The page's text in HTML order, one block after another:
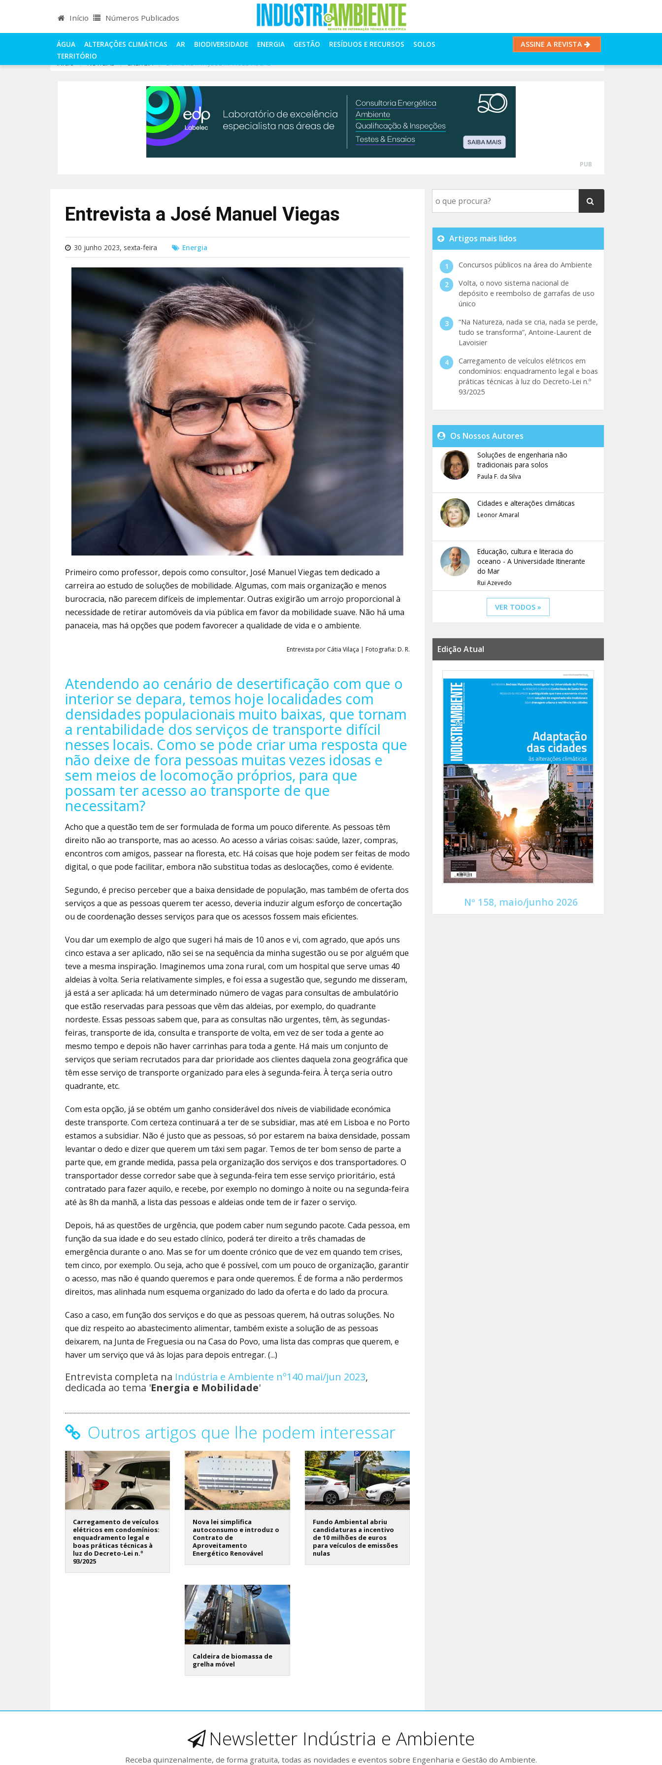
Início Números Publicados
ÁGUA ALTERAÇÕES CLIMÁTICAS AR BIODIVERSIDADE ENERGIA GESTÃO RESÍDUOS E RECURSOS
SOLOS
TERRITÓRIO
ASSINE A REVISTA
INÍCIO NOTÍCIAS ENERGIA ENTREVISTA A JOSÉ MANUEL VIEGAS
PUB
Entrevista a José Manuel Viegas
30 junho 2023, sexta-feira Energia
Primeiro como professor, depois como consultor, José Manuel Viegas tem dedicado a
carreira ao estudo de soluções de mobilidade. Algumas, com mais organização e menos
burocracia, não parecem difíceis de implementar. Outras exigirão um arrojo proporcional à
necessidade de retirar automóveis da via pública em favor da mobilidade suave. Não há uma
panaceia, mas há opções que podem favorecer a qualidade de vida e o ambiente.
Entrevista por Cátia Vilaça | Fotografia: D. R.
Atendendo ao ce­nário de desertificação com que o
interior se depara, temos hoje localidades com
densida­des populacionais muito baixas, que tornam
a rentabilidade dos serviços de transporte difí­cil
nesses locais. Como se pode criar uma res­posta que
não deixe de fora pessoas muitas vezes idosas e
sem meios de locomoção pró­prios, para que
possam ter acesso ao trans­porte de que
necessitam?
Acho que a questão tem de ser formulada de forma um pouco dife­rente. As pessoas têm
direito não ao transpor­te, mas ao acesso. Ao acesso a várias coisas: saúde, lazer, compras,
encontros com amigos, passear na floresta, etc. Há coisas que hoje podem ser feitas de modo
digital, o que pode facilitar, embora não substitua todas as deslo­cações, como é evidente.
Segundo, é preciso perceber que a baixa densi­dade de população, mas também de oferta dos
serviços a que as pessoas querem ter acesso, deveria induzir algum esforço de concertação
ou de coordenação desses serviços para que os acessos fossem mais eficientes.
Vou dar um exemplo de algo que sugeri há mais de 10 anos e vi, com agrado, que após uns
cinco estava a ser aplicado, não sei se na sequência da minha sugestão ou se por alguém que
teve a mesma inspiração. Imaginemos uma zona rural, com um hospital que serve umas 40
al­deias à volta. Seria relativamente simples, e foi essa a sugestão que, segundo me disseram,
já está a ser aplicada: há um determinado núme­ro de vagas para consultas de ambulatório
que estão reservadas para pessoas que vêm das aldeias, por exemplo, do quadrante
nordeste. Essas pessoas sabem que, para as consultas não urgentes, têm, às segundas-
feiras, trans­porte de ida, consulta e transporte de volta, em vez de ser toda a gente ao
mesmo tempo e depois não haver carrinhas para toda a gente. Há mais um conjunto de
serviços que seriam recrutados para dar prioridade aos clientes daquela zona geográfica que
têm esse serviço de transporte organizado para eles à segunda­-feira. À terça seria outro
quadrante, etc.
Com esta opção, já se obtém um ganho considerá­vel dos níveis de viabilidade económica
deste transporte. Com certeza continuará a ter de se subsidiar, mas até em Lisboa e no Porto
esta­mos a subsidiar. Não é justo que as pessoas, só por estarem na baixa densidade, possam
levantar o dedo e dizer que querem um táxi sem pagar. Temos de ter bom senso de par­te a
parte que, em grande medida, passa pela organização dos serviços e dos transportado­res. O
transportador desse corredor sabe que à segunda-feira tem esse serviço prioritário, está
contratado para fazer aquilo, e recebe, por exemplo no domingo à noite ou na segunda­-feira
até às 8h da manhã, a lista das pessoas e aldeias onde tem de ir fazer o serviço.
Depois, há as questões de urgência, que podem caber num segundo pacote. Cada pessoa, em
função da sua idade e do seu estado clínico, poderá ter direito a três chamadas de
emergência du­rante o ano. Mas se for um doente crónico que de vez em quando tem crises,
tem cinco, por exemplo. Ou seja, acho que é possível, com um pouco de organização, garantir
o acesso, mas não é quando queremos e para onde quere­mos. É de forma a não perdermos
direitos, mas alinhada num esquema organizado do lado da oferta e do lado da procura.
Caso a caso, em função dos serviços e do que as pessoas que­rem, há outras soluções. No
que diz respeito ao abastecimento alimentar, também existe a solução de as pessoas
deixarem, na Junta de Freguesia ou na Casa do Povo, uma lista das compras que querem, e
haver um serviço que vá às lojas para depois entregar. (...)
Entrevista completa na Indústria e Ambiente nº140 mai/jun 2023,
dedicada ao tema 'Energia e Mobilidade'
Outros artigos que lhe podem interessar
Carregamento de veículos
elétricos em condomínios:
enquadramento legal e
boas práticas técnicas à
luz do Decreto-Lei n.º
93/2025
Nova lei simplifica
autoconsumo e introduz o
Contrato de
Aproveitamento
Energético Renovável
Fundo Ambiental abriu
candidaturas a incentivo
de 10 milhões de euros
para veículos de emissões
nulas
Caldeira de biomassa de
grelha móvel
Artigos mais lidos
Concursos públicos na área do Ambiente
Volta, o novo sistema nacional de
depósito e reembolso de garrafas de uso
único
“Na Natureza, nada se cria, nada se perde,
tudo se transforma”, Antoine-Laurent de
Lavoisier
Carregamento de veículos elétricos em
condomínios: enquadramento legal e boas
práticas técnicas à luz do Decreto-Lei n.º
93/2025
Os Nossos Autores
Soluções de engenharia não
tradicionais para solos
Paula F. da Silva
Cidades e alterações climáticas
Leonor Amaral
Educação, cultura e literacia do
oceano - A Universidade Itinerante
do Mar
Rui Azevedo
VER TODOS »
Edição Atual
Nº 158, maio/junho 2026
Newsletter Indústria e Ambiente
Receba quinzenalmente, de forma gratuita, todas as novidades e eventos sobre Engenharia e Gestão do Ambiente.